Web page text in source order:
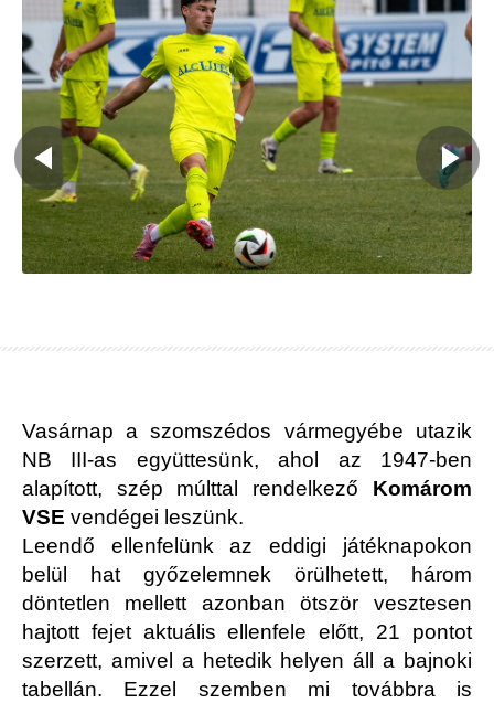
Vasárnap a szomszédos vármegyébe utazik
NB III-as együttesünk, ahol az 1947-ben
alapított, szép múlttal rendelkező Komárom
VSE vendégei leszünk.
Leendő ellenfelünk az eddigi játéknapokon
belül hat győzelemnek örülhetett, három
döntetlen mellett azonban ötször vesztesen
hajtott fejet aktuális ellenfele előtt, 21 pontot
szerzett, amivel a hetedik helyen áll a bajnoki
tabellán. Ezzel szemben mi továbbra is